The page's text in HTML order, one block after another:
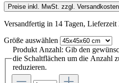
Preise inkl. MwSt. zzgl. Versandkosten
Versandfertig in 14 Tagen, Lieferzeit
Größe auswählen
Produkt Anzahl: Gib den
die Schaltflächen um die Anzahl
reduzieren.